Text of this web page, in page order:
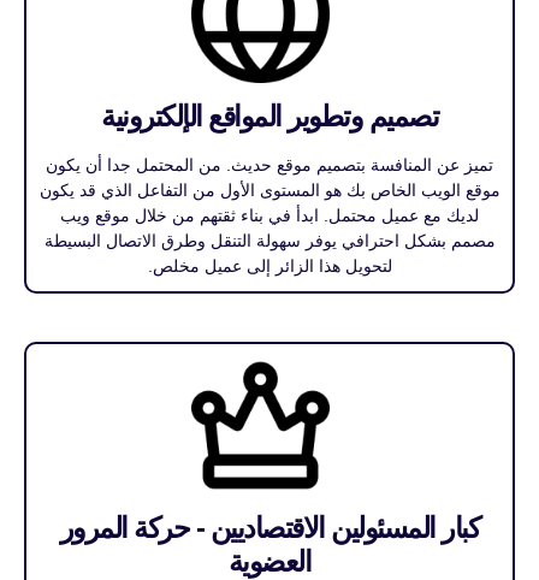
تصميم وتطوير المواقع الإلكترونية
تميز عن المنافسة بتصميم موقع حديث. من المحتمل جدا أن يكون
موقع الويب الخاص بك هو المستوى الأول من التفاعل الذي قد يكون
لديك مع عميل محتمل. ابدأ في بناء ثقتهم من خلال موقع ويب
مصمم بشكل احترافي يوفر سهولة التنقل وطرق الاتصال البسيطة
لتحويل هذا الزائر إلى عميل مخلص.
كبار المسئولين الاقتصاديين - حركة المرور
العضوية